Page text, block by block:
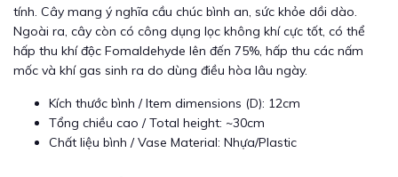
tính. Cây mang ý nghĩa cầu chúc bình an, sức khỏe dồi dào.
Ngoài ra, cây còn có công dụng lọc không khí cực tốt, có thể
hấp thu khí độc Fomaldehyde lên đến 75%, hấp thu các nấm
mốc và khí gas sinh ra do dùng điều hòa lâu ngày.
Kích thước bình / Item dimensions (D): 12cm
Tổng chiều cao / Total height: ~30cm
Chất liệu bình / Vase Material: Nhựa/Plastic